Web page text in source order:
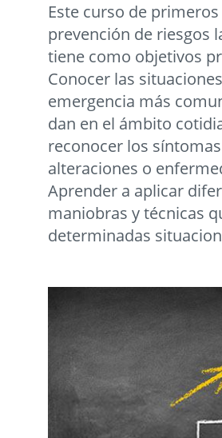
Este curso de
prevención de riesgos
tiene como objetivos
Conocer las
emergencia más
dan en el ámbito
reconocer los
alteraciones o
Aprender a aplicar
maniobras y técnicas
determinadas